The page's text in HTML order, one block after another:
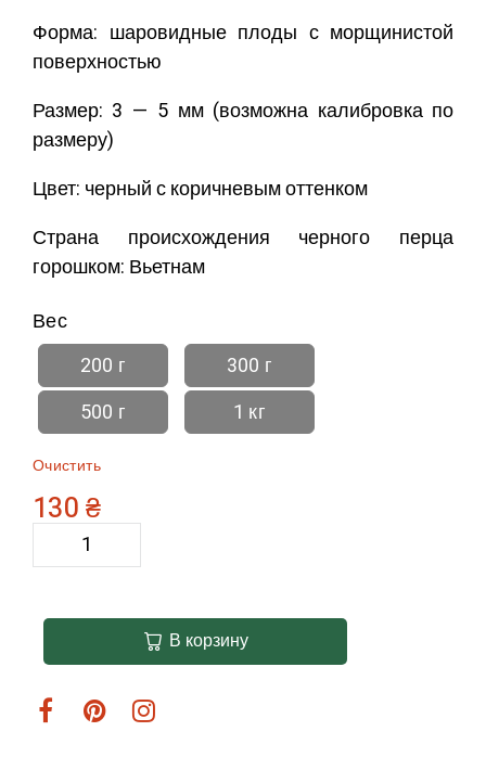
Форма: шаровидные плоды с морщинистой
поверхностью
Размер: 3 — 5 мм (возможна калибровка по
размеру)
Цвет: черный с коричневым оттенком
Страна происхождения черного перца
горошком: Вьетнам
Вес
200 г
300 г
500 г
1 кг
Очистить
130₴
В корзину